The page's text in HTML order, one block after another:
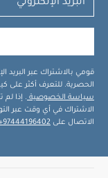
قومي بالاشتراك عبر البريد
الحصرية. للتعرف أكثر على
سياسة الخصوصية . إذا لم
الاشتراك في أي وقت عبر
الاتصال على 97444196402+